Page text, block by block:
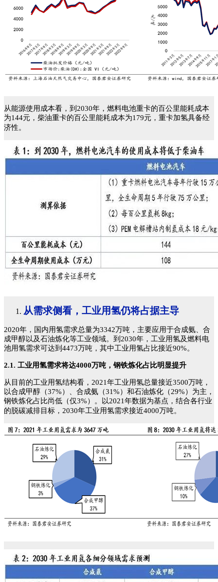
从能源使用成本看，到2030年，燃料电池重卡的百公里能耗成本
为144元，柴油重卡的百公里能耗成本为179元，重卡加氢具备经
济性。
从需求侧看，工业用氢仍将占据主导
2020年，国内用氢需求总量为3342万吨，主要应用于合成氨、合
成甲醇以及石油炼化等工业领域。到2030年，工业用氢及燃料电
池用氢需求可达到4473万吨，其中工业用氢占比接近90%。
2.1. 工业用氢需求将达4000万吨，钢铁炼化占比明显提升
从目前的工业用氢结构看，2021年工业用氢总量接近3500万吨，
以合成甲醇（37%）、合成氨（31%）和石油炼化（29%）为主，
钢铁炼化占比尚低（仅3%）。以2021年数据为基点，结合各行业
的脱碳减排目标，2030年工业用氢需求接近4000万吨。